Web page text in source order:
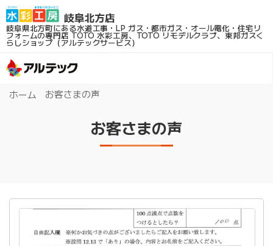
岐阜県北方町にある水道工事・LP ガス・都市ガス・オール電化・住宅リ
フォームの専門店TOTO 水彩工房、TOTO リモデルクラブ、東邦ガスく
らしショップ（アルテックサービス）
ホーム お客さまの声
お客さまの声